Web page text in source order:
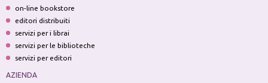
on-line bookstore
editori distribuiti
servizi per i librai
servizi per le biblioteche
servizi per editori
AZIENDA